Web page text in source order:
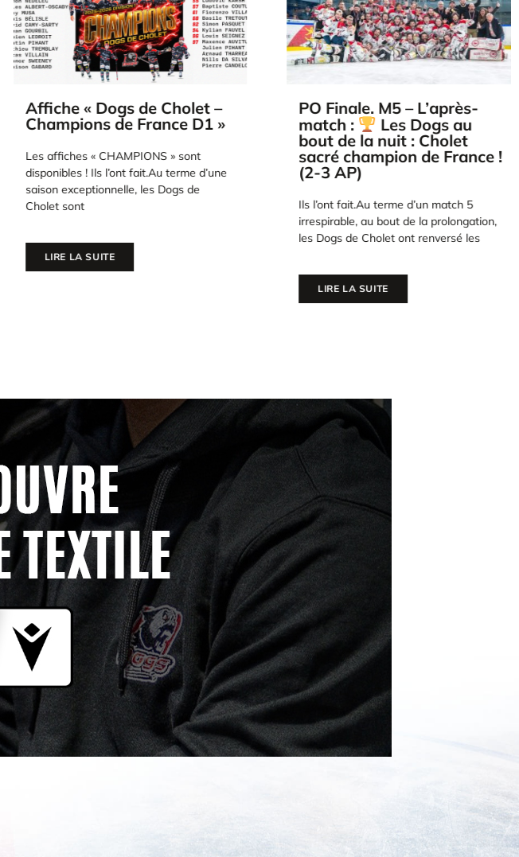
Affiche « Dogs de Cholet –
Champions de France D1 »
Les affiches « CHAMPIONS » sont
disponibles ! Ils l’ont fait.Au terme d’une
saison exceptionnelle, les Dogs de
Cholet sont
LIRE LA SUITE
PO Finale. M5 – L’après-
match :
Les Dogs au
bout de la nuit : Cholet
sacré champion de France !
(2-3 AP)
Ils l’ont fait.Au terme d’un match 5
irrespirable, au bout de la prolongation,
les Dogs de Cholet ont renversé les
LIRE LA SUITE